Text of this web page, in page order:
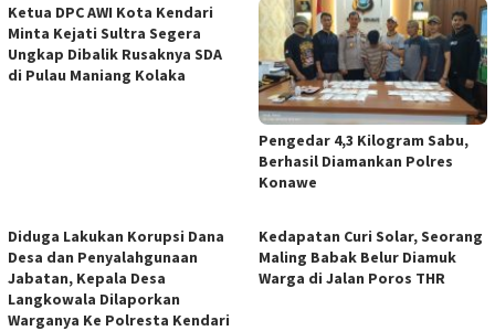
Ketua DPC AWI Kota Kendari
Minta Kejati Sultra Segera
Ungkap Dibalik Rusaknya SDA
di Pulau Maniang Kolaka
Pengedar 4,3 Kilogram Sabu,
Berhasil Diamankan Polres
Konawe
Diduga Lakukan Korupsi Dana
Desa dan Penyalahgunaan
Jabatan, Kepala Desa
Langkowala Dilaporkan
Warganya Ke Polresta Kendari
Kedapatan Curi Solar, Seorang
Maling Babak Belur Diamuk
Warga di Jalan Poros THR